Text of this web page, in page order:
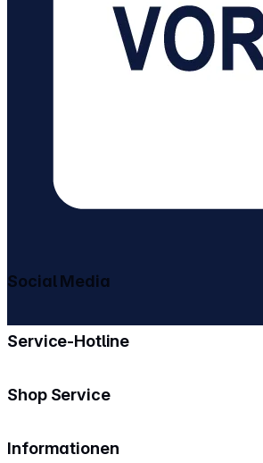
Service-Hotline
Shop Service
Informationen
Social Media